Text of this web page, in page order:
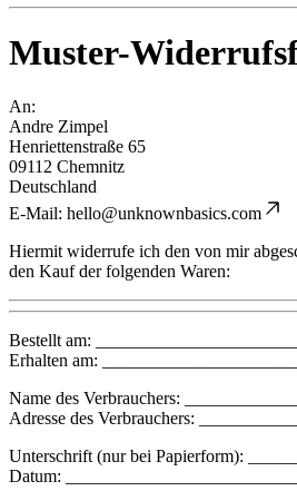
Muster-
An:
Andre Zimpel
Henriettenstraße 65
09112 Chemnitz
Deutschland
E-Mail: hello@unknownbasics.com
Hiermit widerrufe ich den von mir
den Kauf der folgenden Waren:
Bestellt am: _______________________
Erhalten am: _______________________
Name des Verbrauchers:
Adresse des Verbrauchers: ____________
Unterschrift (nur bei Papierform):
Datum: